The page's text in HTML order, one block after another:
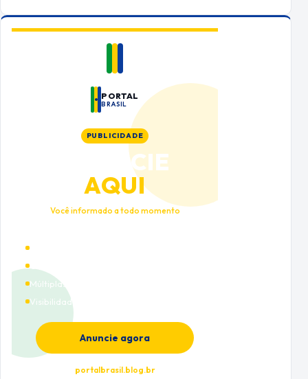
PORTAL
BRASIL
PUBLICIDADE
ANUNCIE
AQUI
Você informado a todo momento
Múltiplas categorias
Visibilidade premium
Anuncie agora
portalbrasil.blog.br